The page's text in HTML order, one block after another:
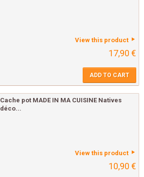
View this product
17,90 €
ADD TO CART
Cache pot MADE IN MA CUISINE Natives
déco...
View this product
10,90 €